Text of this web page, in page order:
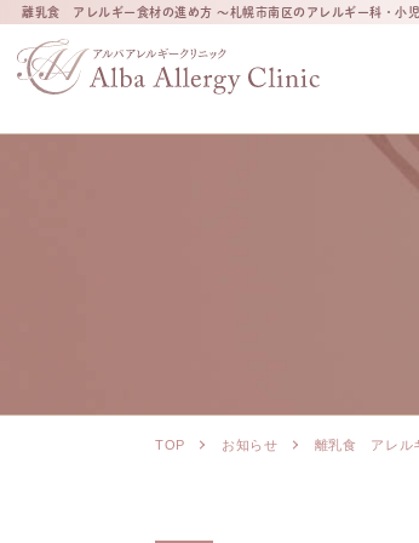
離乳食 アレルギー食材の進め方 ～札幌市南区のアレルギー科・小
TOP お知らせ 離乳食 アレル